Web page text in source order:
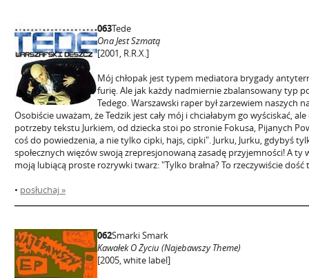
063Tede
Ona Jest Szmatą
[2001, R.R.X.]
Mój chłopak jest typem mediatora brygady
furię. Ale jak każdy nadmiernie zbalansowany typ
Tedego. Warszawski raper był zarzewiem naszych
Osobiście uważam, że Tedzik jest cały mój i chciałabym go wyściskać,
potrzeby tekstu Jurkiem, od dziecka stoi po stronie Fokusa, Pijanych
coś do powiedzenia, a nie tylko cipki, hajs, cipki". Jurku, Jurku, gdybyś
społecznych więzów swoją zrepresjonowaną zasadę przyjemności! A ty
moją lubiącą proste rozrywki twarz: "Tylko brałna? To rzeczywiście
• posłuchaj »
062Smarki Smark
Kawałek O Życiu (Najebawszy Theme)
[2005, white label]